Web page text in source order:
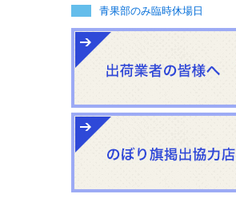
青果部のみ臨時休場日